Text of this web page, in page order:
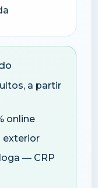
a partir
online
exterior
— CRP